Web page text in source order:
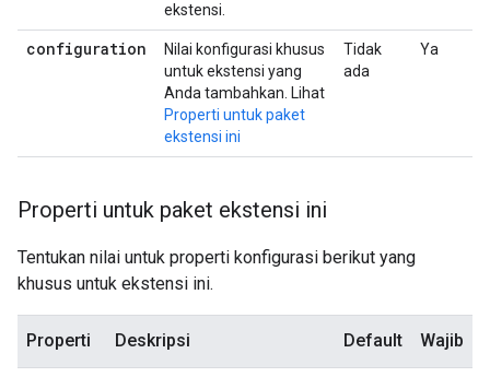
ekstensi.
configuration
Nilai konfigurasi khusus
untuk ekstensi yang
Anda tambahkan. Lihat
Properti untuk paket
ekstensi ini
Tidak
ada
Ya
Properti untuk paket ekstensi ini
Tentukan nilai untuk properti konfigurasi berikut yang
khusus untuk ekstensi ini.
Properti Deskripsi Default Wajib